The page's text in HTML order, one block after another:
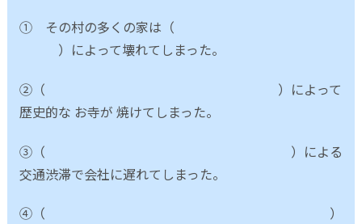
① その村の多くの家は（
）によって壊れてしまった。
②（ ）によって
歴史的な お寺が 焼けてしまった。
③（ ）による
交通渋滞で会社に遅れてしまった。
④（ ）